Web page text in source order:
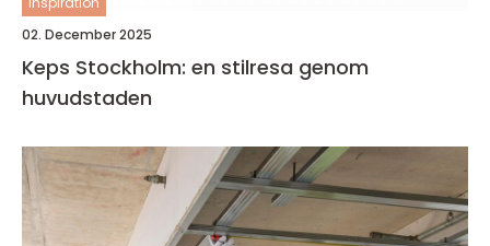
02. December 2025
Keps Stockholm: en stilresa genom
huvudstaden